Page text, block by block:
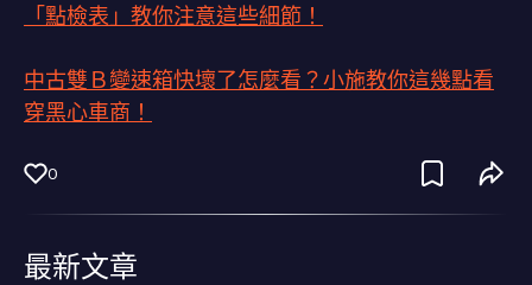
「點檢表」教你注意這些細節！
中古雙Ｂ變速箱快壞了怎麼看？小施教你這幾點看
穿黑心車商！
0
最新文章